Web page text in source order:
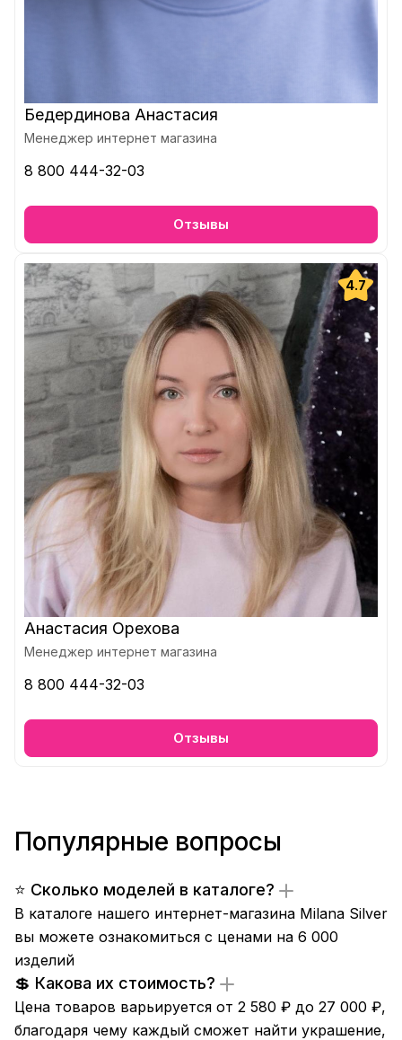
Бедердинова Анастасия
Менеджер интернет магазина
8 800 444-32-03
Отзывы
4.7
Анастасия Орехова
Менеджер интернет магазина
8 800 444-32-03
Отзывы
Популярные вопросы
⭐ Сколько моделей в каталоге?
В каталоге нашего интернет-магазина Milana Silver
вы можете ознакомиться с ценами на 6 000
изделий
💲 Какова их стоимость?
Цена товаров варьируется от 2 580 ₽ до 27 000 ₽,
благодаря чему каждый сможет найти украшение,